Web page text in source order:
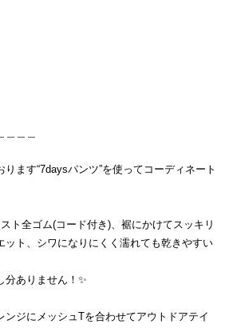
ます“7daysパンツ”を使ってコーディネート
ト全ゴム(コード付き)、裾にかけてスッキリ
ット、シワになりにくく濡れても乾きやすい
分ありません！✨
ンジにメッシュTを合わせてアウトドアテイ